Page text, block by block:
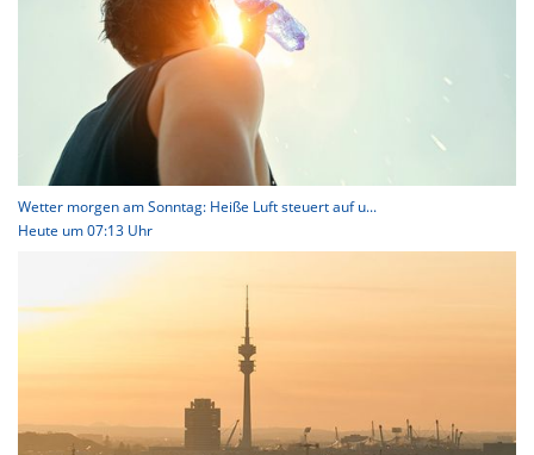
Wetter morgen am Sonntag: Heiße Luft steuert auf u...
Heute um 07:13 Uhr